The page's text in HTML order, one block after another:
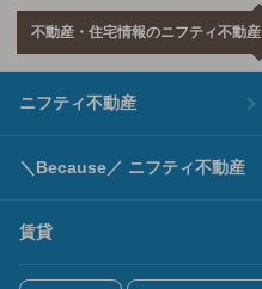
不動産・住宅情報のニフティ不動産
ニフティ不動産
＼Because／ ニフティ不動産
賃貸